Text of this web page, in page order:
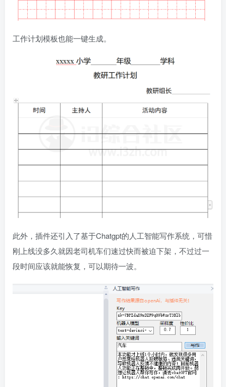
工作计划模板也能一键生成。
此外，插件还引入了基于Chatgpt的人工智能写作系统，可惜
刚上线没多久就因老司机车们速过快而被迫下架，不过过一
段时间应该就能恢复，可以期待一波。